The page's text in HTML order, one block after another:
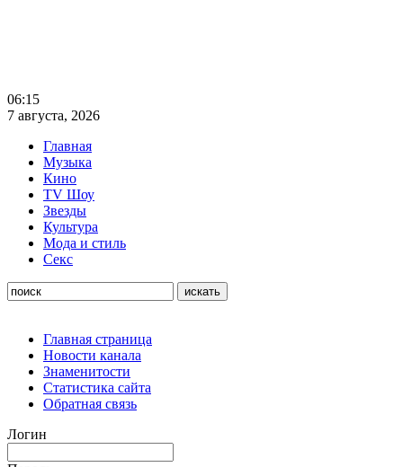
06:15
7 августа, 2026
Главная
Музыка
Кино
TV Шоу
Звезды
Культура
Мода и стиль
Секс
Главная страница
Новости канала
Знаменитости
Статистика сайта
Обратная связь
Логин